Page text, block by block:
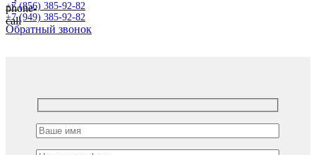
+7 (856) 385-92-82
+7 (949) 385-92-82
Обратный звонок